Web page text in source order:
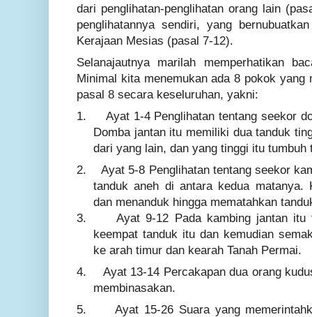
dari penglihatan-penglihatan orang lain
penglihatannya sendiri, yang
Kerajaan Mesias (pasal 7-12).
Selanajautnya marilah memperhatikan
Minimal kita menemukan ada 8 pokok
pasal 8 secara keseluruhan, yakni:
1.
Ayat 1-4 Penglihatan tentang seekor
Domba jantan itu memiliki dua tanduk
dari yang lain, dan yang tinggi itu tumbuh
2.
Ayat 5-8 Penglihatan tentang seekor
tanduk aneh di antara kedua matanya.
dan menanduk hingga mematahkan
3.
Ayat9-12 Pada kambing jantan
keempat tanduk itu dan kemudian
ke arah timur dan kearah Tanah Permai.
4.
Ayat 13-14 Percakapan dua orang
membinasakan.
5.
Ayat 15-26 Suara yang